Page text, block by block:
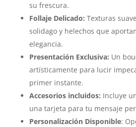
su frescura.
Follaje Delicado: Texturas
solidago y helechos que
elegancia.
Presentación Exclusiva: Un
artísticamente para lucir
primer instante.
Accesorios incluidos: Incluye
una tarjeta para tu mensaje
Personalización Disponible: